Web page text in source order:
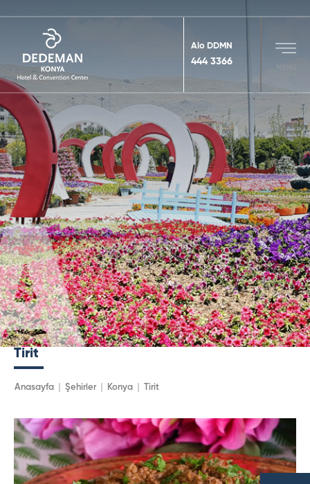
Alo DDMN
444 3366
Tirit
Anasayfa Şehirler Konya Tirit